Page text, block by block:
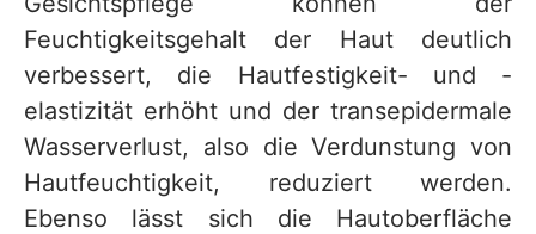
Feuchtigkeitsgehalt der Haut deutlich
verbessert, die Hautfestigkeit- und -
elastizität erhöht und der transepidermale
Wasserverlust, also die Verdunstung von
Hautfeuchtigkeit, reduziert werden.
Ebenso lässt sich die Hautoberfläche